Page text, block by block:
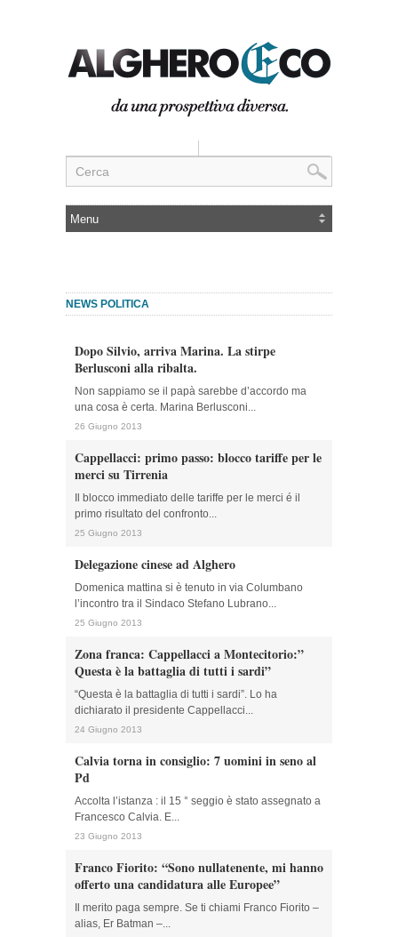
NEWS POLITICA
Dopo Silvio, arriva Marina. La stirpe
Berlusconi alla ribalta.
Non sappiamo se il papà sarebbe d’accordo ma
una cosa è certa. Marina Berlusconi...
26 Giugno 2013
Cappellacci: primo passo: blocco tariffe per le
merci su Tirrenia
Il blocco immediato delle tariffe per le merci é il
primo risultato del confronto...
25 Giugno 2013
Delegazione cinese ad Alghero
Domenica mattina si è tenuto in via Columbano
l’incontro tra il Sindaco Stefano Lubrano...
25 Giugno 2013
Zona franca: Cappellacci a Montecitorio:”
Questa è la battaglia di tutti i sardi”
“Questa è la battaglia di tutti i sardi”. Lo ha
dichiarato il presidente Cappellacci...
24 Giugno 2013
Calvia torna in consiglio: 7 uomini in seno al
Pd
Accolta l’istanza : il 15 ° seggio è stato assegnato a
Francesco Calvia. E...
23 Giugno 2013
Franco Fiorito: “Sono nullatenente, mi hanno
offerto una candidatura alle Europee”
Il merito paga sempre. Se ti chiami Franco Fiorito –
alias, Er Batman –...